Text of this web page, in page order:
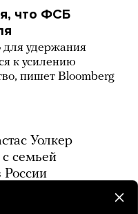
что ФСБ
для удержания
к усилению
пишет Bloomberg
Уолкер
с семьей
России